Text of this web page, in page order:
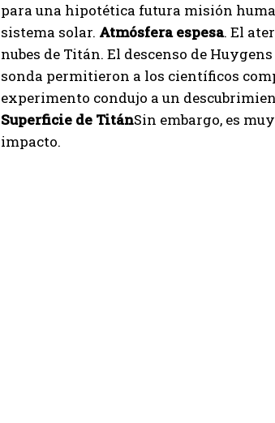
para una hipotética futura misión
sistema solar. Atmósfera espesa. El
nubes de Titán. El descenso de
sonda permitieron a los científicos
experimento condujo a un
Superficie de TitánSin embargo, es
impacto.